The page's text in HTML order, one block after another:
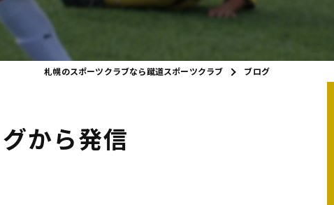
フットサル
札幌のスポーツクラブなら蹴道スポーツクラブ ブログ
から発信